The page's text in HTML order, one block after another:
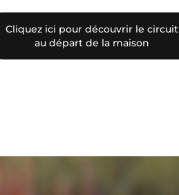
Cliquez ici pour découvrir le circuit
au départ de la maison